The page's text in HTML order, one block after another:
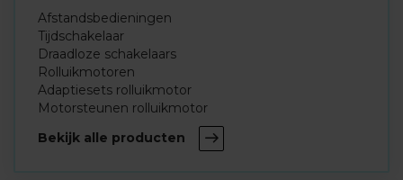
Afstandsbedieningen
Tijdschakelaar
Draadloze schakelaars
Rolluikmotoren
Adaptiesets rolluikmotor
Motorsteunen rolluikmotor
Bekijk alle producten